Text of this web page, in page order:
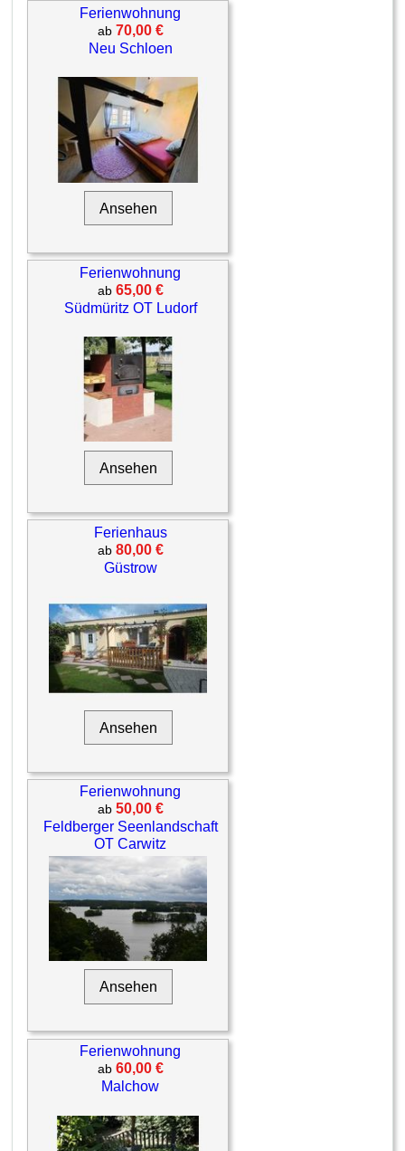
Ferienwohnung
ab 70,00 €
Neu Schloen
Ansehen
Ferienwohnung
ab 65,00 €
Südmüritz OT Ludorf
Ansehen
Ferienhaus
ab 80,00 €
Güstrow
Ansehen
Ferienwohnung
ab 50,00 €
Feldberger Seenlandschaft
OT Carwitz
Ansehen
Ferienwohnung
ab 60,00 €
Malchow